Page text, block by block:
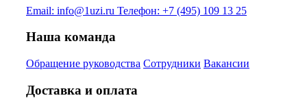
Email: info@1uzi.ru Телефон: +7 (495) 109 13 25
Наша команда
Обращение руководства Сотрудники Вакансии
Доставка и оплата